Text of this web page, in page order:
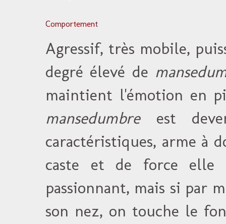
Comportement
Agressif, très mobile,
degré élevé de
maintient l'émotion en
mansedumbreest
caractéristiques, arme à
caste et de force elle
passionnant, mais si par
son nez, on touche le